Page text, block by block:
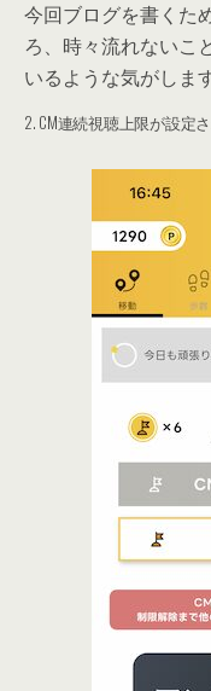
今回ブログを書くた
ろ、時々流れないこ
いるような気がします
2. CM連続視聴上限が設定